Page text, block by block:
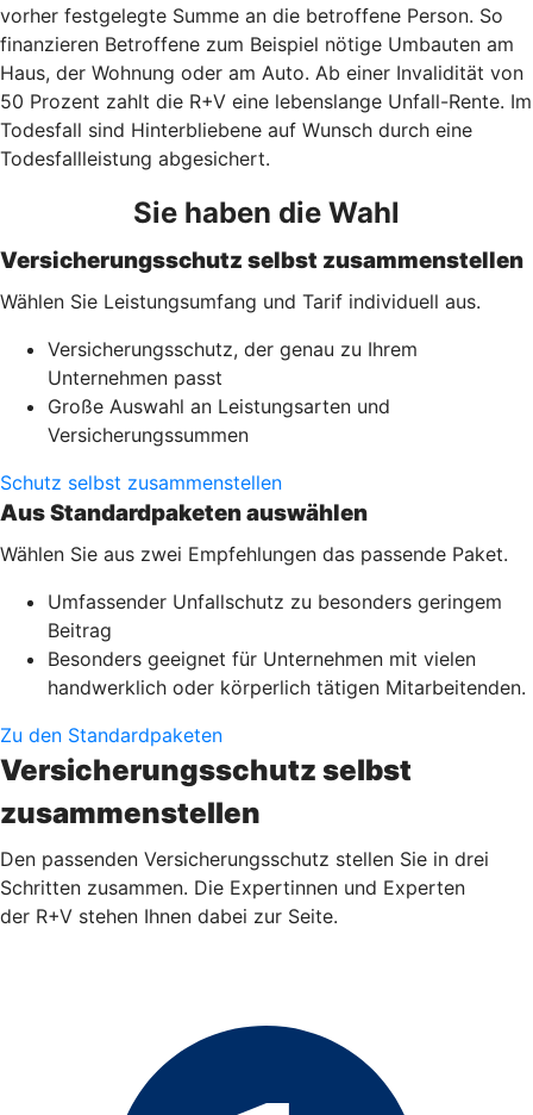
vorher festgelegte Summe an die betroffene Person. So
finanzieren Betroffene zum Beispiel nötige Umbauten am
Haus, der Wohnung oder am Auto. Ab einer Invalidität von
50 Prozent zahlt die R+V eine lebenslange Unfall-Rente. Im
Todesfall sind Hinterbliebene auf Wunsch durch eine
Todesfallleistung abgesichert.
Sie haben die Wahl
Versicherungsschutz selbst zusammenstellen
Wählen Sie Leistungsumfang und Tarif individuell aus.
Versicherungsschutz, der genau zu Ihrem
Unternehmen passt
Große Auswahl an Leistungsarten und
Versicherungssummen
Schutz selbst zusammenstellen
Aus Standardpaketen auswählen
Wählen Sie aus zwei Empfehlungen das passende Paket.
Umfassender Unfallschutz zu besonders geringem
Beitrag
Besonders geeignet für Unternehmen mit vielen
handwerklich oder körperlich tätigen Mitarbeitenden.
Zu den Standardpaketen
Versicherungsschutz selbst
zusammenstellen
Den passenden Versicherungsschutz stellen Sie in drei
Schritten zusammen. Die Expertinnen und Experten
der R+V stehen Ihnen dabei zur Seite.